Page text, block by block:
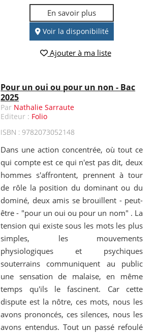
En savoir plus
Voir la disponibilité
Ajouter à ma liste
Pour un oui ou pour un non - Bac
2025
Par Nathalie Sarraute
Editeur : Folio
ISBN : 9782073052148
Dans une action concentrée, où tout ce
qui compte est ce qui n'est pas dit, deux
hommes s'affrontent, prennent à tour
de rôle la position du dominant ou du
dominé, deux amis se brouillent - peut-
être - "pour un oui ou pour un nom" . La
tension qui existe sous les mots les plus
simples, les mouvements
physiologiques et psychiques
souterrains communiquent au public
une sensation de malaise, en même
temps qu'ils le fascinent. Car cette
dispute est la nôtre, ces mots, nous les
avons prononcés, ces silences, nous les
avons entendus. Tout un passé refoulé